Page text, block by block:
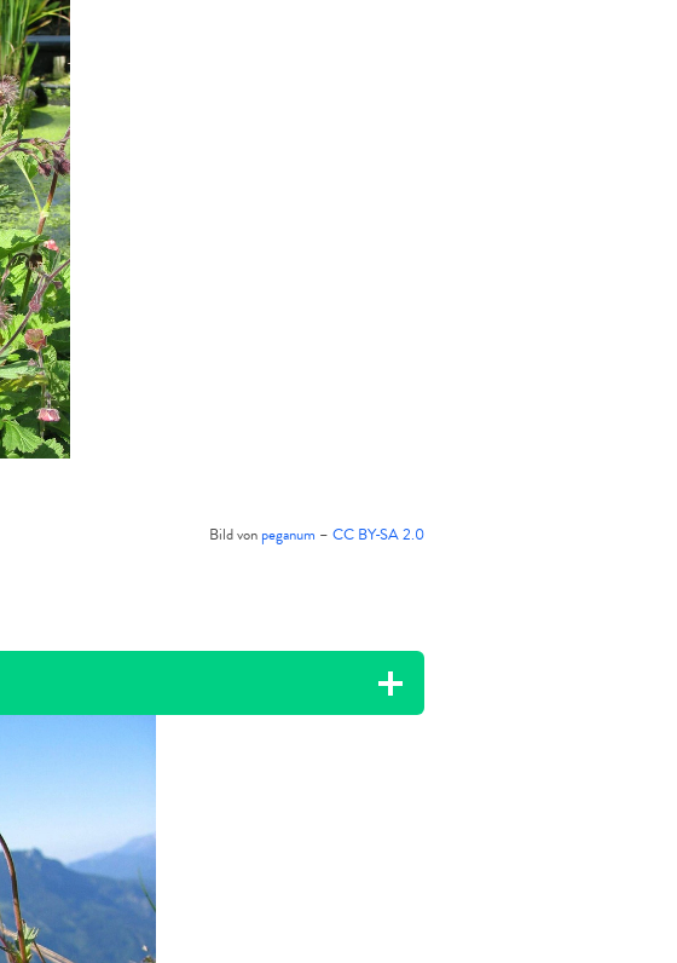
Bild von peganum – CC BY-SA 2.0